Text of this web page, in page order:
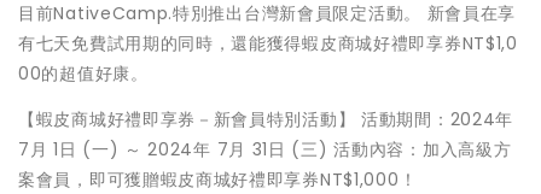
目前NativeCamp.特別推出台灣新會員限定活動。 新會員在享
有七天免費試用期的同時，還能獲得蝦皮商城好禮即享券NT$1,0
00的超值好康。
【蝦皮商城好禮即享券－新會員特別活動】 活動期間：2024年
7月 1日 (一) ～ 2024年 7月 31日 (三) 活動內容：加入高級方
案會員，即可獲贈蝦皮商城好禮即享券NT$1,000！